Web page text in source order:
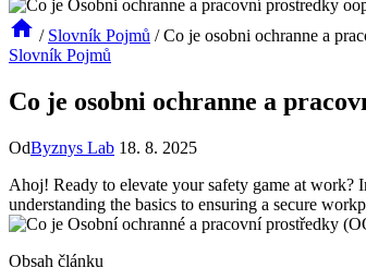
/ Slovník Pojmů / Co je osobni ochranne a
Slovník Pojmů
Co je osobni ochranne a
OdByznys Lab 18. 8. 2025
Ahoj! Ready to elevate your safety game at work?
understanding the basics to ensuring a secure
Obsah článku